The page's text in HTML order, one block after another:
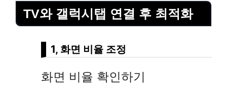
TV와 갤럭시탭 연결 후 최적화
1, 화면 비율 조정
화면 비율 확인하기